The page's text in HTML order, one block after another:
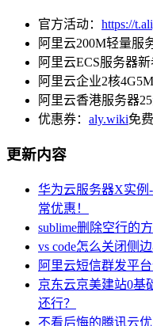
官方活动： https://
阿里云200M轻量服
阿里云ECS服务器
阿里云企业2核
阿里云香港服务器
优惠券： aly.wiki免
更新内容
华为云服务器X实例
常优惠！
sublime删除空行的
vs code怎么关闭侧边
阿里云短信群发平
京东云京美建站0基
还行？
不看后悔的腾讯云